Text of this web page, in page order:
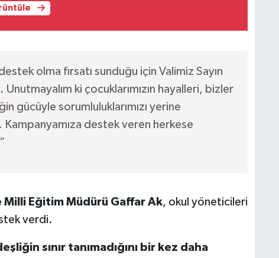
olma fırsatı sunduğu için Valimiz Sayın
ki çocuklarımızın hayalleri, bizler
gücüyle sorumluluklarımızı yerine
destek veren herkese
Milli Eğitim Müdürü Gaffar Ak, okul yöneticileri
verdi.
sınır tanımadığını bir kez daha